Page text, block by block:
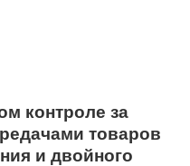
контроле за
товаров
и двойного